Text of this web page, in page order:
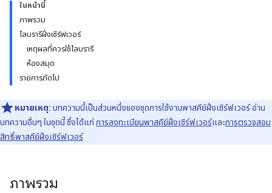
ในหน้านี้
ภาพรวม
ไลบรารีฝั่งเซิร์ฟเวอร์
เหตุผลที่ควรใช้ไลบรารี
ห้องสมุด
รายการถัดไป
หมายเหตุ: บทความนี้เป็นส่วนหนึ่งของชุดการใช้งานพาสคีย์ฝั่งเซิร์ฟเวอร์ อ่าน
บทความอื่นๆ ในชุดนี้ ซึ่งได้แก่ การลงทะเบียนพาสคีย์ฝั่งเซิร์ฟเวอร์และการตรวจสอบ
สิทธิ์พาสคีย์ฝั่งเซิร์ฟเวอร์
ภาพรวม